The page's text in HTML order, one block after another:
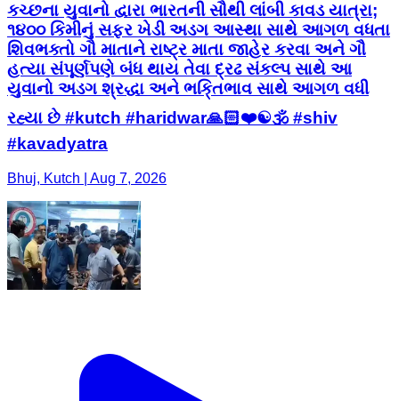
કચ્છના યુવાનો દ્વારા ભારતની સૌથી લાંબી કાવડ યાત્રા;
૧૪૦૦ કિમીનું સફર ખેડી અડગ આસ્થા સાથે આગળ વધતા
શિવભક્તો ગૌ માતાને રાષ્ટ્ર માતા જાહેર કરવા અને ગૌ
હત્યા સંપૂર્ણપણે બંધ થાય તેવા દ્રઢ સંકલ્પ સાથે આ
યુવાનો અડગ શ્રદ્ધા અને ભકિ્તભાવ સાથે આગળ વધી
રહ્યા છે #kutch #haridwar🙏🏻❤️☯🕉 #shiv
#kavadyatra
Bhuj, Kutch | Aug 7, 2026